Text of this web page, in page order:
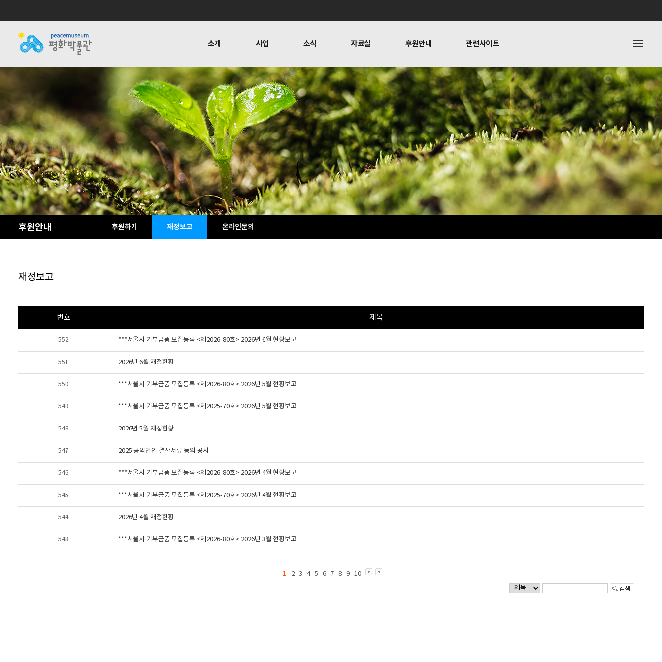
소개
걸어온 길 함께하는 사람들 오시는 길
사업
교육 · 연구 반헌법행위자열전편찬 캠페인
소식
활동소식 언론보도 뉴스레터
자료실 후원안내
재정보고 1:1질문
관련사이트
오시는 길
사업
전시
교육 · 연구
반헌법행위자열전편찬
캠페인
소식
공지사항
활동소식
언론보도
뉴스레터
자료실
자료실
후원안내
후원하기
재정보고
1:1 문의
관련사이트
기타링크
후원안내 후원하기 재정보고 온라인문의
재정보고
번호 제목
552 ***서울시 기부금품 모집등록 <제2026-80호> 2026년 6월 현황보고
551 2026년 6월 재정현황
550 ***서울시 기부금품 모집등록 <제2026-80호> 2026년 5월 현황보고
549 ***서울시 기부금품 모집등록 <제2025-70호> 2026년 5월 현황보고
548 2026년 5월 재정현황
547 2025 공익법인 결산서류 등의 공시
546 ***서울시 기부금품 모집등록 <제2026-80호> 2026년 4월 현황보고
545 ***서울시 기부금품 모집등록 <제2025-70호> 2026년 4월 현황보고
544 2026년 4월 재정현황
543 ***서울시 기부금품 모집등록 <제2026-80호> 2026년 3월 현황보고
1 2 3 4 5 6 7 8 9 10